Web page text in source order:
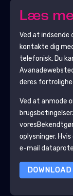
Læs
Ved at
kontakte dig
telefonisk. Du
Avanade
deres
Ved at anmode
vores
oplysninger.
e-mail
DOWNLOAD